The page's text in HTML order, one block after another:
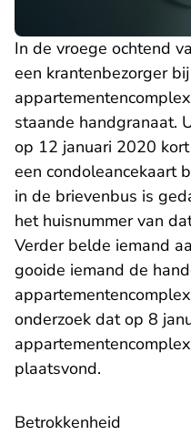
In de vroege ochtend
een krantenbezorger
staande handgranaat.
op 12 januari 2020
een condoleancekaart
in de brievenbus is
het huisnummer van
Verder belde iemand
gooide iemand de
onderzoek dat op 8
plaatsvond.
Betrokkenheid